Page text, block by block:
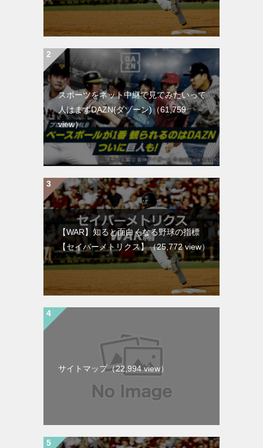
スポーツをネット中継で見てみたいって
人はまずDAZN(ダゾーン)（61,759
view）
【WAR】知ると面白くなる野球の指標
【セイバーメトリクス】（25,772 view）
サイトマップ（22,994 view）